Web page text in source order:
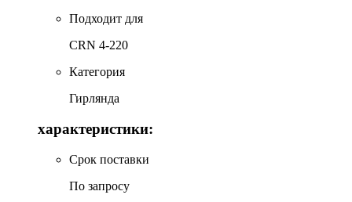
Подходит для
CRN 4-220
Категория
Гирлянда
характеристики:
Срок поставки
По запросу